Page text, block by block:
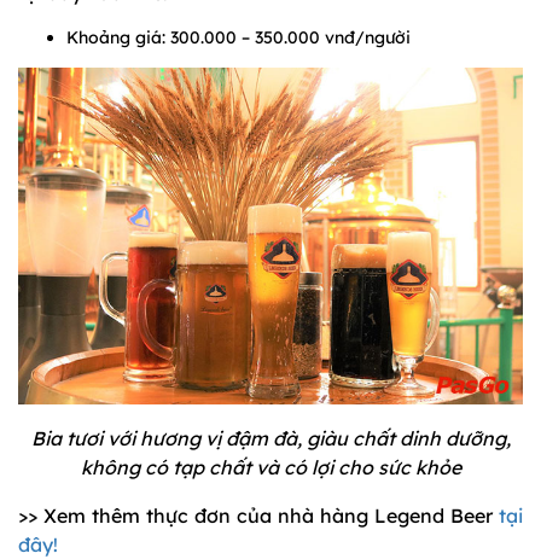
Khoảng giá: 300.000 – 350.000 vnđ/người
Bia tươi với hương vị đậm đà, giàu chất dinh dưỡng,
không có tạp chất và có lợi cho sức khỏe
>> Xem thêm thực đơn của nhà hàng Legend Beer tại
đây!